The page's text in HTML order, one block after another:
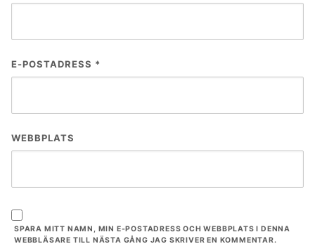
E-POSTADRESS *
WEBBPLATS
SPARA MITT NAMN, MIN E-POSTADRESS OCH WEBBPLATS I DENNA
WEBBLÄSARE TILL NÄSTA GÅNG JAG SKRIVER EN KOMMENTAR.